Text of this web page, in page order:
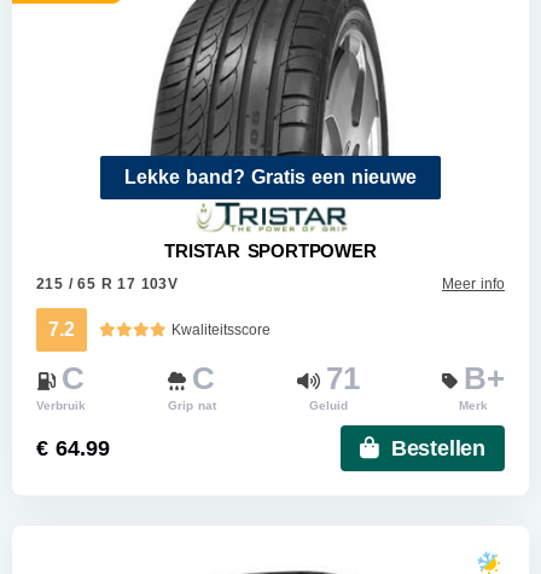
Lekke band? Gratis een nieuwe
TRISTAR SPORTPOWER
215 / 65 R 17 103V Meer info
7.2 Kwaliteitsscore
C
Verbruik
C
Grip nat
71
Geluid
B+
Merk
€ 64.99 Bestellen